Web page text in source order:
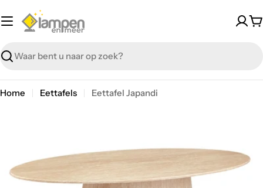
Zoeken
Home Eettafels
Eettafel Japandi